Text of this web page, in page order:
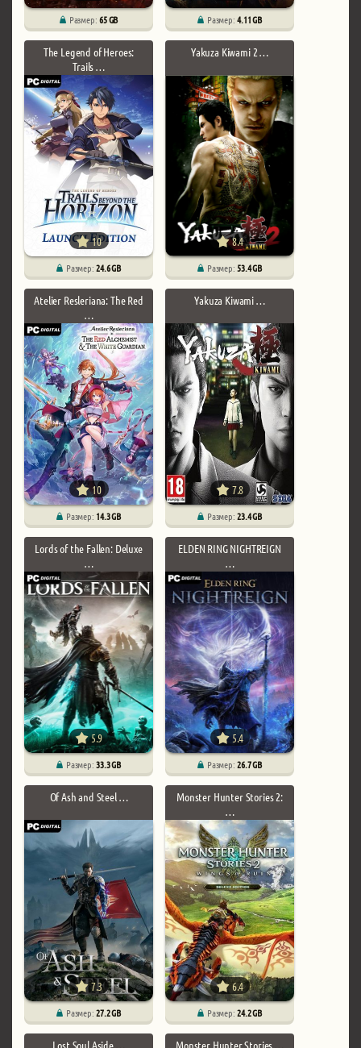
Размер:65 GB Размер:4.11 GB
The Legend of Heroes:
Trails …
10
Размер:24.6 GB
Yakuza Kiwami 2 …
8.4
Размер:53.4 GB
Atelier Resleriana: The Red
…
10
Размер: 14.3 GB
Yakuza Kiwami …
7.8
Размер:23.4 GB
Lords of the Fallen: Deluxe
…
5.9
Размер:33.3 GB
ELDEN RING NIGHTREIGN
…
5.4
Размер:26.7 GB
Of Ash and Steel …
7.3
Размер:27.2 GB
Monster Hunter Stories 2:
…
6.4
Размер:24.2 GB
Lost Soul Aside … Monster Hunter Stories …